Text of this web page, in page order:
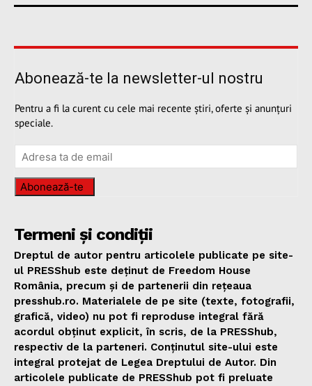
Abonează-te la newsletter-ul nostru
Pentru a fi la curent cu cele mai recente știri, oferte și anunțuri
speciale.
Abonează-te
Termeni și condiții
Dreptul de autor pentru articolele publicate pe site-
ul PRESShub este deținut de Freedom House
România, precum și de partenerii din rețeaua
presshub.ro. Materialele de pe site (texte, fotografii,
grafică, video) nu pot fi reproduse integral fără
acordul obținut explicit, în scris, de la PRESShub,
respectiv de la parteneri. Conținutul site-ului este
integral protejat de Legea Dreptului de Autor. Din
articolele publicate de PRESShub pot fi preluate